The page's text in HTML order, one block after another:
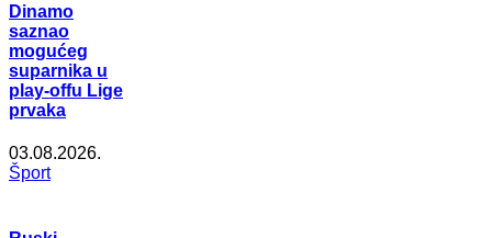
Dinamo
saznao
mogućeg
suparnika u
play-offu Lige
prvaka
03.08.2026.
Šport